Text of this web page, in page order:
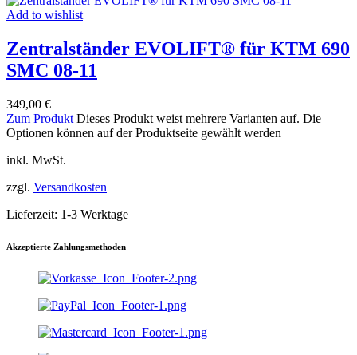
Add to wishlist
Zentralständer EVOLIFT® für KTM 690
SMC 08-11
349,00 €
Zum Produkt Dieses Produkt weist mehrere Varianten auf. Die
Optionen können auf der Produktseite gewählt werden
inkl. MwSt.
zzgl. Versandkosten
Lieferzeit: 1-3 Werktage
Akzeptierte Zahlungsmethoden